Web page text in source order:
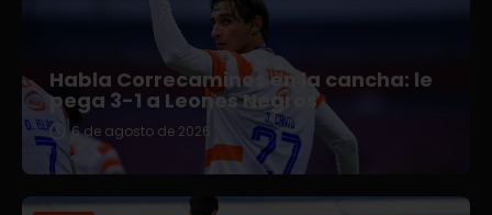
Habla Correcaminos en la cancha: le
pega 3-1 a Leones Negros
6 de agosto de 2026